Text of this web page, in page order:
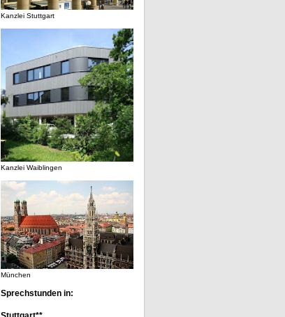
Kanzlei Stuttgart
Kanzlei Waiblingen
München
Sprechstunden in: